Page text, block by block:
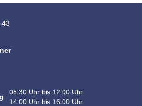
43
08.30 Uhr bis 12.00 Uhr
14.00 Uhr bis 16.00 Uhr